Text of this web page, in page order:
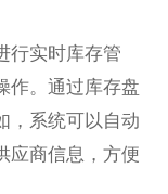
行实时库存管
作。通过库存盘
，系统可以自动
应商信息，方便